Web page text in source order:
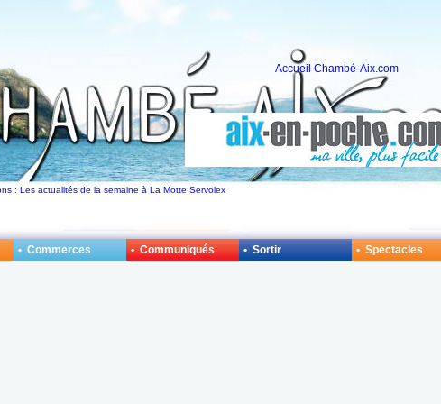
: Les actualités de la semaine à La Motte Servolex
Accueil Chambé-Aix.com
• Commerces • Communiqués • Sortir • Spectacles